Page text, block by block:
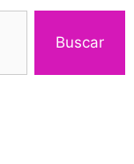
Buscar